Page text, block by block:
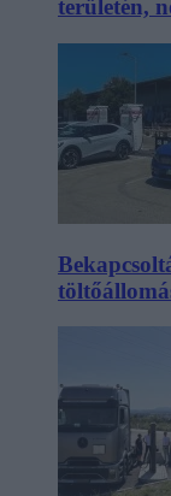
területén,